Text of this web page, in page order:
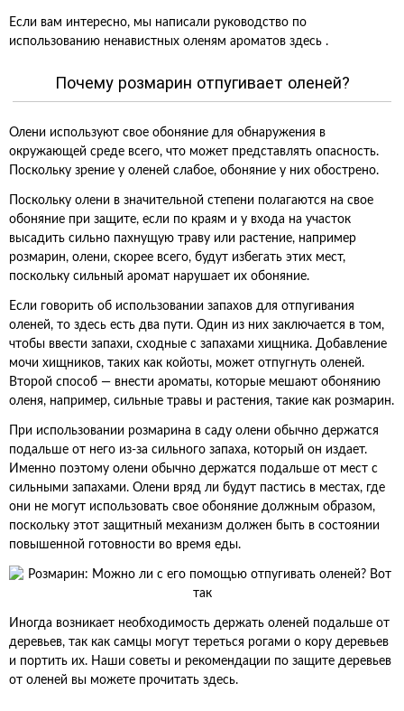
Если вам интересно, мы написали руководство по
использованию ненавистных оленям ароматов здесь .
Почему розмарин отпугивает оленей?
Олени используют свое обоняние для обнаружения в
окружающей среде всего, что может представлять опасность.
Поскольку зрение у оленей слабое, обоняние у них обострено.
Поскольку олени в значительной степени полагаются на свое
обоняние при защите, если по краям и у входа на участок
высадить сильно пахнущую траву или растение, например
розмарин, олени, скорее всего, будут избегать этих мест,
поскольку сильный аромат нарушает их обоняние.
Если говорить об использовании запахов для отпугивания
оленей, то здесь есть два пути. Один из них заключается в том,
чтобы ввести запахи, сходные с запахами хищника. Добавление
мочи хищников, таких как койоты, может отпугнуть оленей.
Второй способ — внести ароматы, которые мешают обонянию
оленя, например, сильные травы и растения, такие как розмарин.
При использовании розмарина в саду олени обычно держатся
подальше от него из-за сильного запаха, который он издает.
Именно поэтому олени обычно держатся подальше от мест с
сильными запахами. Олени вряд ли будут пастись в местах, где
они не могут использовать свое обоняние должным образом,
поскольку этот защитный механизм должен быть в состоянии
повышенной готовности во время еды.
Иногда возникает необходимость держать оленей подальше от
деревьев, так как самцы могут тереться рогами о кору деревьев
и портить их. Наши советы и рекомендации по защите деревьев
от оленей вы можете прочитать здесь.